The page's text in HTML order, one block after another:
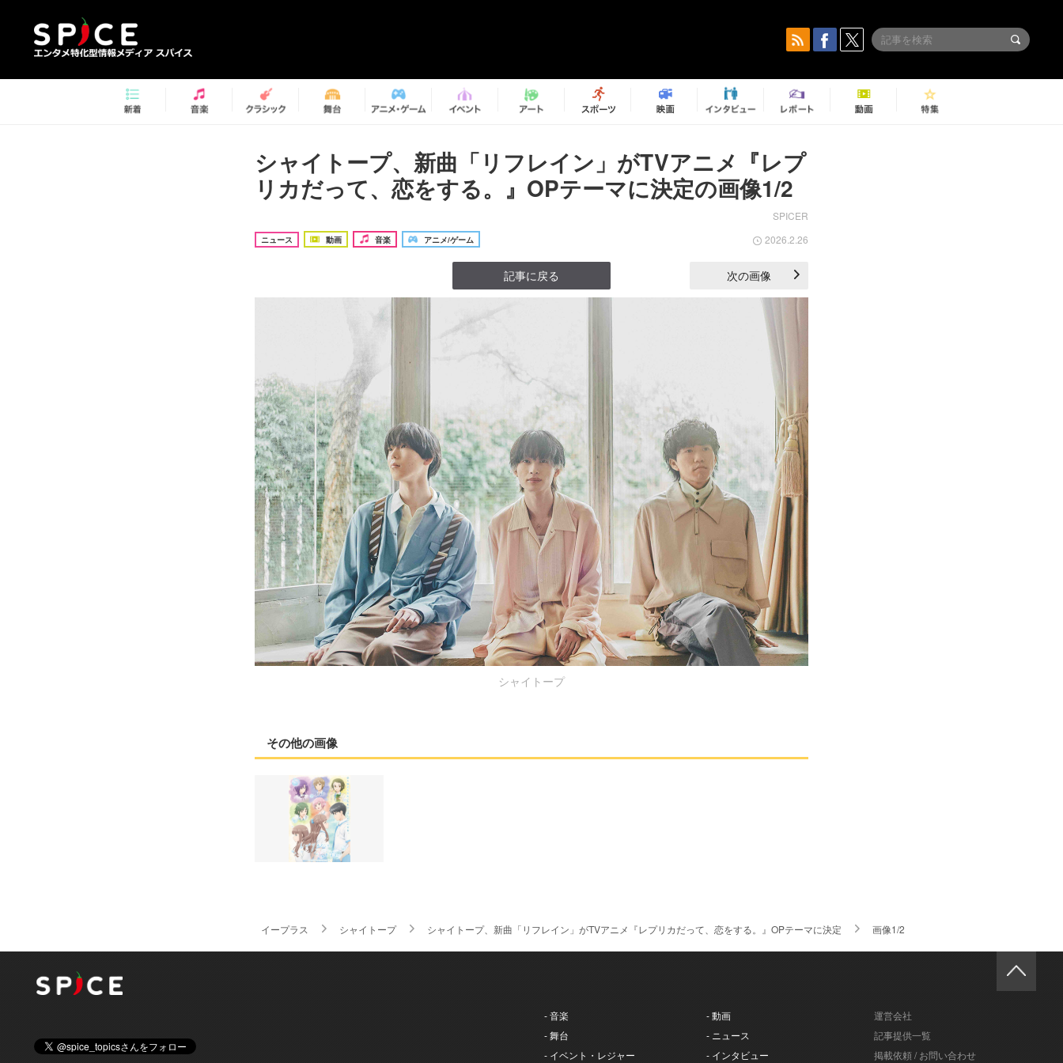
シャイトープ、新曲「リフレイン」がTVアニメ『レプ
リカだって、恋をする。』OPテーマに決定の画像1/2
SPICER
ニュース 動画 音楽 アニメ/ゲーム 2026.2.26
記事に戻る 次の画像
シャイトープ
その他の画像
イープラス シャイトープ シャイトープ、新曲「リフレイン」がTVアニメ『レプリカだって、恋をする。』OPテーマに決定 画像1/2
- 音楽
- 舞台
- イベント・レジャー
- 動画
- ニュース
- インタビュー
運営会社
記事提供一覧
掲載依頼 / お問い合わせ